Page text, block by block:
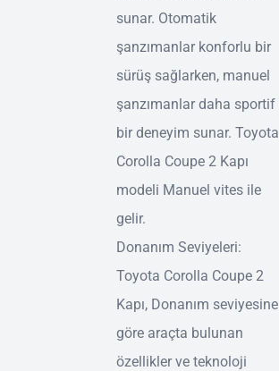
sunar. Otomatik
şanzımanlar konforlu bir
sürüş sağlarken, manuel
şanzımanlar daha sportif
bir deneyim sunar. Toyota
Corolla Coupe 2 Kapı
modeli Manuel vites ile
gelir.
Donanım Seviyeleri:
Toyota Corolla Coupe 2
Kapı, Donanım seviyesine
göre araçta bulunan
özellikler ve teknoloji